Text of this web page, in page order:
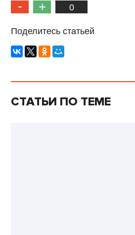
0
Поделитесь статьей
СТАТЬИ ПО ТЕМЕ